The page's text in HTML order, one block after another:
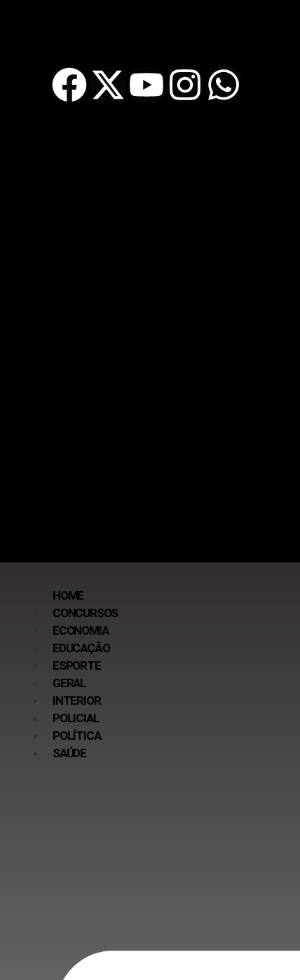
HOME
CONCURSOS
ECONOMIA
EDUCAÇÃO
ESPORTE
GERAL
INTERIOR
POLICIAL
POLÍTICA
SAÚDE